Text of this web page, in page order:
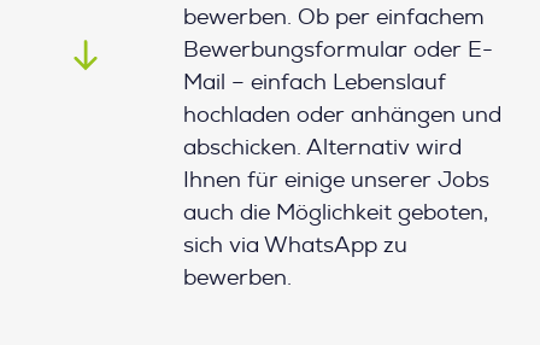
bewerben. Ob per einfachem
Bewerbungsformular oder E-
Mail – einfach Lebenslauf
hochladen oder anhängen und
abschicken. Alternativ wird
Ihnen für einige unserer Jobs
auch die Möglichkeit geboten,
sich via WhatsApp zu
bewerben.